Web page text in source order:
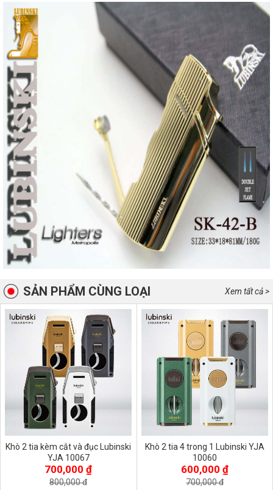
Xem tất cả >
SẢN PHẨM CÙNG LOẠI
Khò 2 tia kèm cắt và đục Lubinski
YJA 10067
700,000 ₫
800,000 đ
Khò 2 tia 4 trong 1 Lubinski YJA
10060
600,000 ₫
700,000 đ